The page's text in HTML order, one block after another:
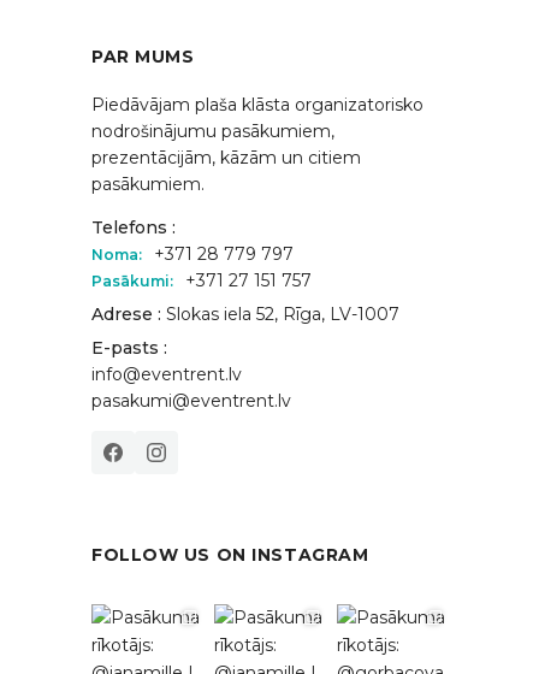
PAR MUMS
Piedāvājam plaša klāsta organizatorisko
nodrošinājumu pasākumiem,
prezentācijām, kāzām un citiem
pasākumiem.
Telefons :
Noma: +371 28 779 797
Pasākumi:
+371 27 151 757
Adrese : Slokas iela 52, Rīga, LV-1007
E-pasts :
info@eventrent.lv
pasakumi@eventrent.lv
FOLLOW US ON INSTAGRAM